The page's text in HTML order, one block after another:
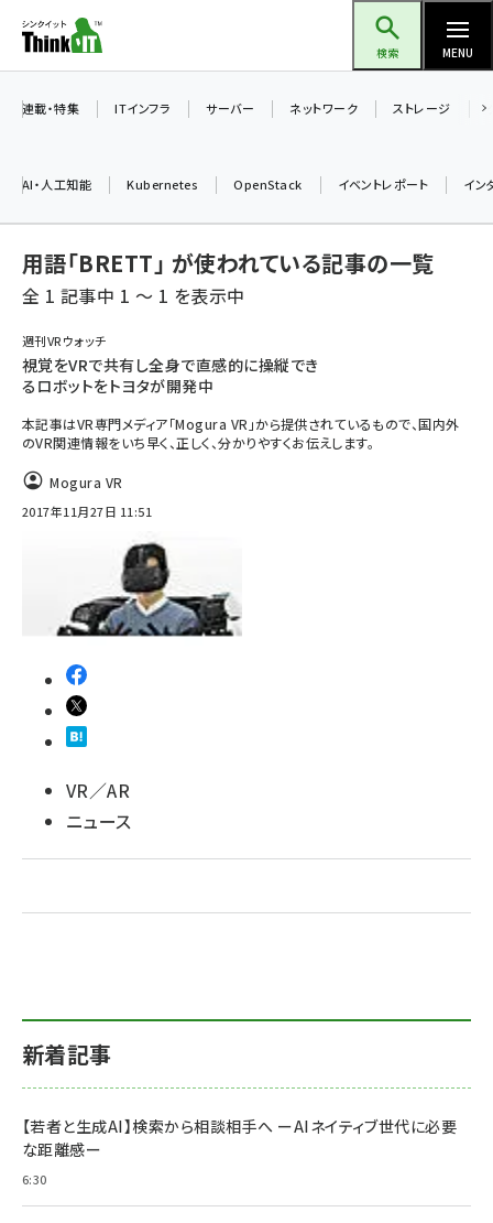
ン
ツ
検索 MENU
加藤銘のチーム貢献～仲間と築いた勝利の絆～ (2297)
北海道をのんびり旅する晴山佳須夫のヒント集！ (2008)
genai (1468)
abc123 (1341)
連載・特集 ITインフラ サーバー ネットワーク ストレージ
AI・人工知能 Kubernetes OpenStack イベントレポート イン
用語「BRETT」 が使われている記事の一覧
全 1 記事中 1 ～ 1 を表示中
週刊VRウォッチ
視覚をVRで共有し全身で直感的に操縦でき
るロボットをトヨタが開発中
本記事はVR専門メディア「Mogura VR」から提供されているもので、国内外
のVR関連情報をいち早く、正しく、分かりやすくお伝えします。
Mogura VR
2017年11月27日 11:51
VR／AR
ニュース
新着記事
【若者と生成AI】検索から相談相手へ ーAIネイティブ世代に必要
な距離感ー
6:30